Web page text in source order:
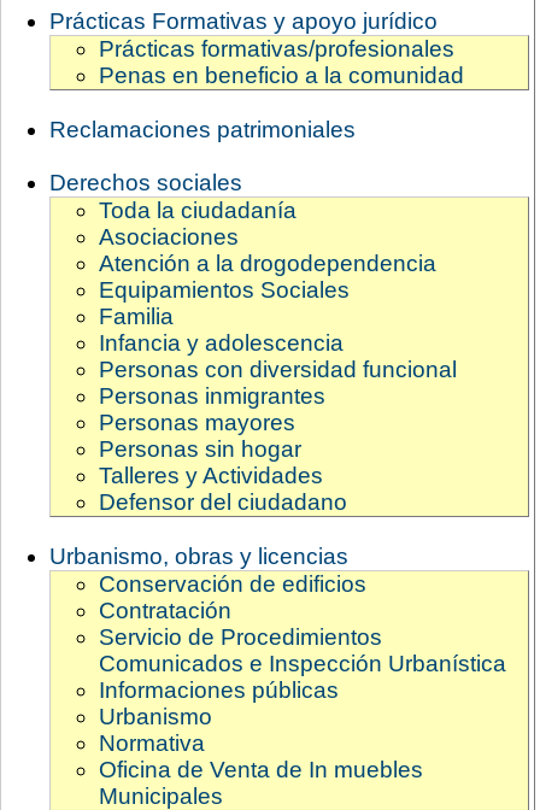
Prácticas Formativas y apoyo jurídico
Prácticas formativas/profesionales
Penas en beneficio a la comunidad
Reclamaciones patrimoniales
Derechos sociales
Toda la ciudadanía
Asociaciones
Atención a la drogodependencia
Equipamientos Sociales
Familia
Infancia y adolescencia
Personas con diversidad funcional
Personas inmigrantes
Personas mayores
Personas sin hogar
Talleres y Actividades
Defensor del ciudadano
Urbanismo, obras y licencias
Conservación de edificios
Contratación
Servicio de Procedimientos
Comunicados e Inspección Urbanística
Informaciones públicas
Urbanismo
Normativa
Oficina de Venta de In muebles
Municipales